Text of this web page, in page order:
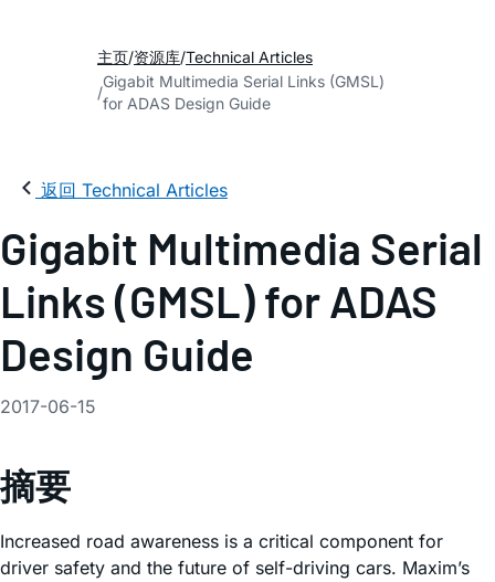
主页 资源库 Technical Articles
Gigabit Multimedia Serial Links (GMSL)
for ADAS Design Guide
返回 Technical Articles
Gigabit Multimedia Serial
Links (GMSL) for ADAS
Design Guide
2017-06-15
摘要
Increased road awareness is a critical component for
driver safety and the future of self-driving cars. Maxim’s